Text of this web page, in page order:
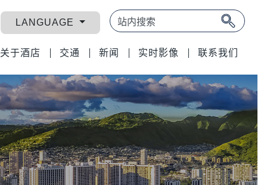
LANGUAGE
关于酒店 交通 新闻 实时影像 联系我们